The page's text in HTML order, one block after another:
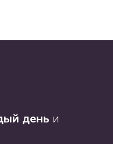
день и